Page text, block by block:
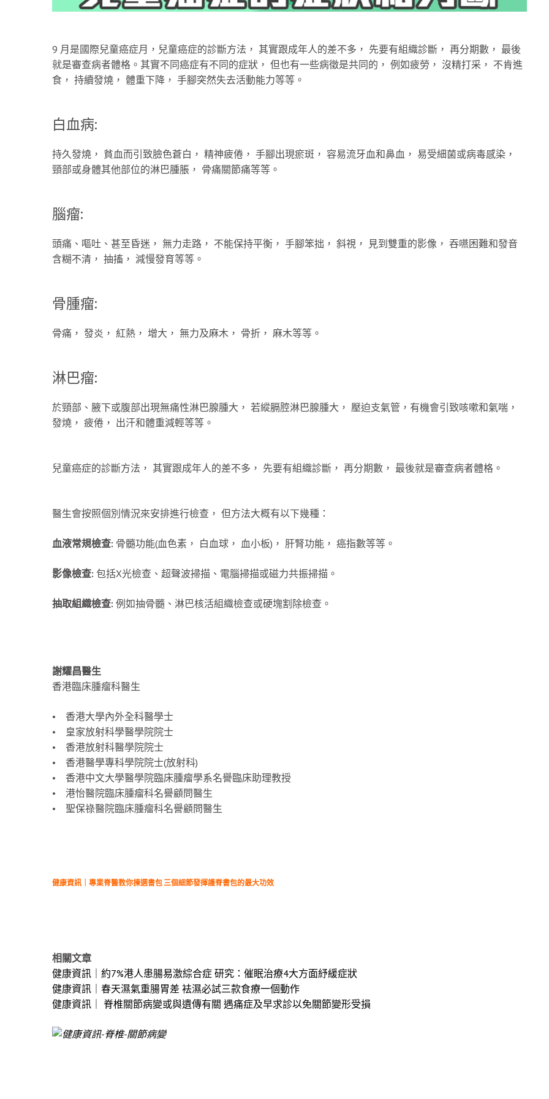
9 月是國際兒童癌症月，兒童癌症的診斷方法， 其實跟成年人的差不多， 先要有組織診斷， 再分期數， 最後
就是審查病者體格。其實不同癌症有不同的症狀， 但也有一些病徵是共同的， 例如疲勞， 沒精打采， 不肯進
食， 持續發燒， 體重下降， 手腳突然失去活動能力等等。
白血病:
持久發燒， 貧血而引致臉色蒼白， 精神疲倦， 手腳出現瘀斑， 容易流牙血和鼻血， 易受細菌或病毒感染，
頸部或身體其他部位的淋巴腫脹， 骨痛關節痛等等。
腦瘤:
頭痛、嘔吐、甚至昏迷， 無力走路， 不能保持平衡， 手腳笨拙， 斜視， 見到雙重的影像， 吞嚥困難和發音
含糊不清， 抽搐， 減慢發育等等。
骨腫瘤:
骨痛， 發炎， 紅熱， 增大， 無力及麻木， 骨折， 麻木等等。
淋巴瘤:
於頸部、腋下或腹部出現無痛性淋巴腺腫大， 若縱膈腔淋巴腺腫大， 壓迫支氣管，有機會引致咳嗽和氣喘，
發燒， 疲倦， 出汗和體重減輕等等。
兒童癌症的診斷方法， 其實跟成年人的差不多， 先要有組織診斷， 再分期數， 最後就是審查病者體格。
醫生會按照個別情況來安排進行檢查， 但方法大概有以下幾種：
血液常規檢查: 骨髓功能(血色素， 白血球， 血小板)， 肝腎功能， 癌指數等等。
影像檢查: 包括X光檢查、超聲波掃描、電腦掃描或磁力共振掃描。
抽取組織檢查: 例如抽骨髓、淋巴核活組織檢查或硬塊割除檢查。
謝耀昌醫生
香港臨床腫瘤科醫生
• 香港大學內外全科醫學士
• 皇家放射科學醫學院院士
• 香港放射科醫學院院士
• 香港醫學專科學院院士(放射科)
• 香港中文大學醫學院臨床腫瘤學系名譽臨床助理教授
• 港怡醫院臨床腫瘤科名譽顧問醫生
• 聖保祿醫院臨床腫瘤科名譽顧問醫生
健康資訊｜專業脊醫教你揀選書包 三個細節發揮護脊書包的最大功效
相關文章
健康資訊｜約7%港人患腸易激綜合症 研究：催眠治療4大方面紓緩症狀
健康資訊｜春天濕氣重腸胃差 袪濕必試三款食療一個動作
健康資訊｜ 脊椎關節病變或與遺傳有關 遇痛症及早求診以免關節變形受損